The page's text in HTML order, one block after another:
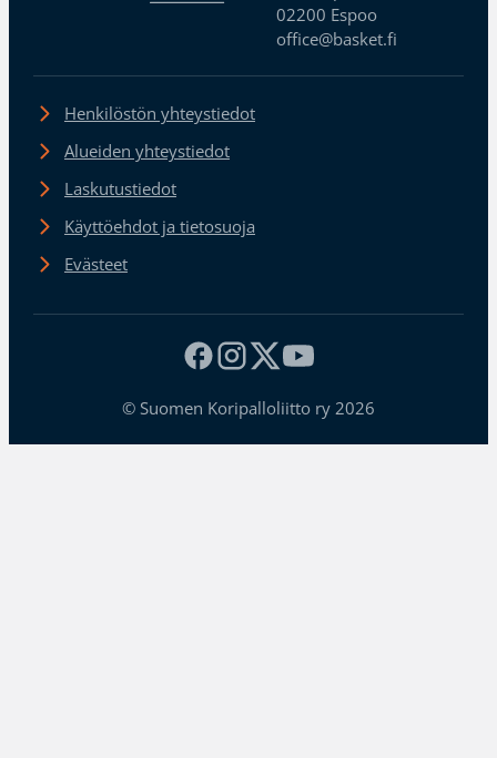
02200 Espoo
office@basket.fi
Henkilöstön yhteystiedot
Alueiden yhteystiedot
Laskutustiedot
Käyttöehdot ja tietosuoja
Evästeet
© Suomen Koripalloliitto ry 2026